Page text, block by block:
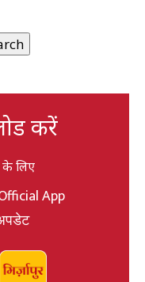
करें
के लिए
App